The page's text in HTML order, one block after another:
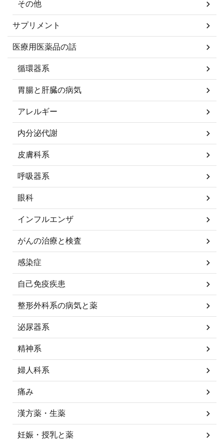
その他
サプリメント
医療用医薬品の話
循環器系
胃腸と肝臓の病気
アレルギー
内分泌代謝
皮膚科系
呼吸器系
眼科
インフルエンザ
がんの治療と検査
感染症
自己免疫疾患
整形外科系の病気と薬
泌尿器系
精神系
婦人科系
痛み
漢方薬・生薬
妊娠・授乳と薬